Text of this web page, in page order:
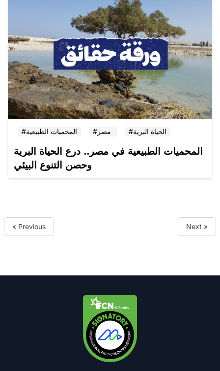
#المحميات الطبيعية #الحياة البرية
المحميات الطبيعية في مصر.. درع الحياة البرية
وحصن التنوع البيئي
« Previous Next »